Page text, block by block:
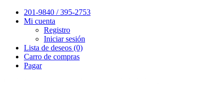
201-9840 / 395-2753
Mi cuenta
Registro
Iniciar sesión
Lista de deseos (0)
Carro de compras
Pagar